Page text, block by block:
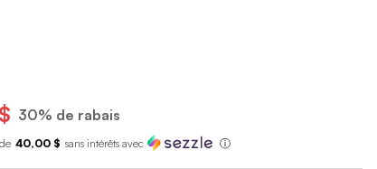
30% de rabais
40,00 $ sans intérêts avec ⓘ